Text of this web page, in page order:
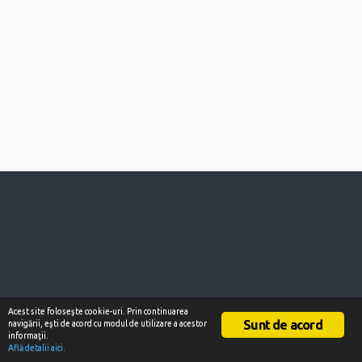
Sunt de acord
Acest site foloseşte cookie-uri. Prin continuarea
navigării, eşti de acord cu modul de utilizare a acestor
informaţii.
Află detalii aici.